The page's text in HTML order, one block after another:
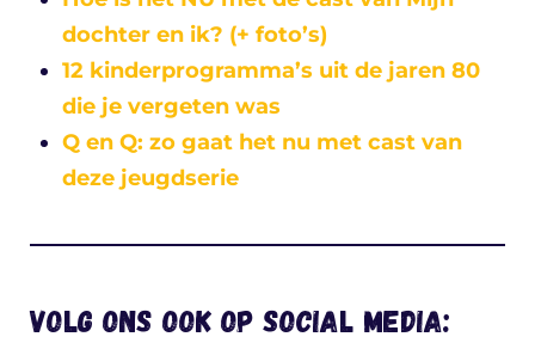
dochter en ik? (+ foto’s)
12 kinderprogramma’s uit de jaren 80
die je vergeten was
Q en Q: zo gaat het nu met cast van
deze jeugdserie
Volg ons ook op social media: